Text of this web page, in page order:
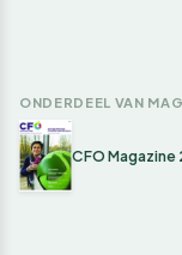
ONDERDEEL VAN
CFO Magazine